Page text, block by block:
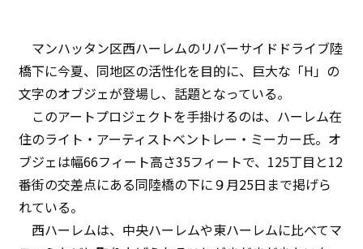
マンハッタン区西ハーレムのリバーサイドドライブ陸
橋下に今夏、同地区の活性化を目的に、巨大な「H」の
文字のオブジェが登場し、話題となっている。
このアートプロジェクトを手掛けるのは、ハーレム在
住のライト・アーティストベントレー・ミーカー氏。オ
ブジェは幅66フィート高さ35フィートで、125丁目と12
番街の交差点にある同陸橋の下に９月25日まで掲げら
れている。
西ハーレムは、中央ハーレムや東ハーレムに比べてマ